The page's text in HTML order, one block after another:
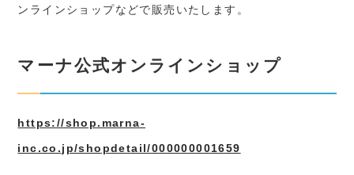
ンラインショップなどで販売いたします。
マーナ公式オンラインショップ
https://shop.marna-
inc.co.jp/shopdetail/000000001659